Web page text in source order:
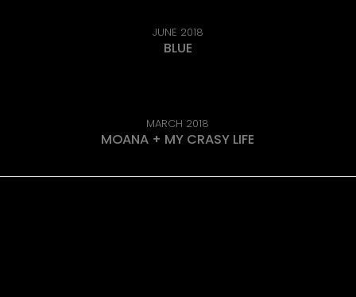
JUNE 2018
BLUE
MARCH 2018
MOANA + MY CRASY LIFE